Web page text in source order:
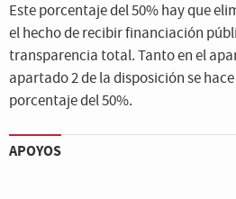
Este porcentaje del 50% hay que
el hecho de recibir financiación
transparencia total. Tanto en el
apartado 2 de la disposición se
porcentaje del 50%.
APOYOS